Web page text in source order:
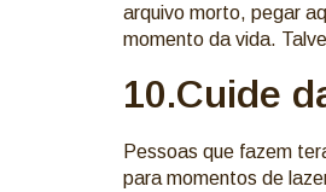
arquivo morto, pegar
momento da vida.
10.Cuide
Pessoas que fazem
para momentos de